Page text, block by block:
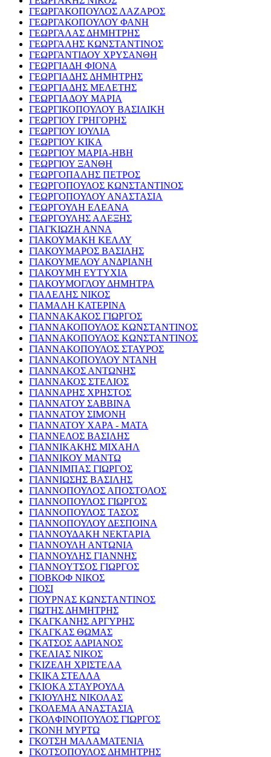
ΓΕΩΡΓΑΚΟΠΟΥΛΟΣ ΛΑΖΑΡΟΣ
ΓΕΩΡΓΑΚΟΠΟΥΛΟΥ ΦΑΝΗ
ΓΕΩΡΓΑΛΑΣ ΔΗΜΗΤΡΗΣ
ΓΕΩΡΓΑΛΗΣ ΚΩΝΣΤΑΝΤΙΝΟΣ
ΓΕΩΡΓΑΝΤΙΔΟΥ ΧΡΥΣΑΝΘΗ
ΓΕΩΡΓΙΑΔΗ ΦΙΟΝΑ
ΓΕΩΡΓΙΑΔΗΣ ΔΗΜΗΤΡΗΣ
ΓΕΩΡΓΙΑΔΗΣ ΜΕΛΕΤΗΣ
ΓΕΩΡΓΙΑΔΟΥ ΜΑΡΙΑ
ΓΕΩΡΓΙΚΟΠΟΥΛΟΥ ΒΑΣΙΛΙΚΗ
ΓΕΩΡΓΙΟΥ ΓΡΗΓΟΡΗΣ
ΓΕΩΡΓΙΟΥ ΙΟΥΛΙΑ
ΓΕΩΡΓΙΟΥ ΚΙΚΑ
ΓΕΩΡΓΙΟΥ ΜΑΡΙΑ-ΗΒΗ
ΓΕΩΡΓΙΟΥ ΞΑΝΘΗ
ΓΕΩΡΓΟΠΑΛΗΣ ΠΕΤΡΟΣ
ΓΕΩΡΓΟΠΟΥΛΟΣ ΚΩΝΣΤΑΝΤΙΝΟΣ
ΓΕΩΡΓΟΠΟΥΛΟΥ ΑΝΑΣΤΑΣΙΑ
ΓΕΩΡΓΟΥΛΗ ΕΛΕΑΝΑ
ΓΕΩΡΓΟΥΛΗΣ ΑΛΕΞΗΣ
ΓΙΑΓΚΙΩΖΗ ΑΝΝΑ
ΓΙΑΚΟΥΜΑΚΗ ΚΕΛΛΥ
ΓΙΑΚΟΥΜΑΡΟΣ ΒΑΣΙΛΗΣ
ΓΙΑΚΟΥΜΕΛΟΥ ΑΝΔΡΙΑΝΗ
ΓΙΑΚΟΥΜΗ ΕΥΤΥΧΙΑ
ΓΙΑΚΟΥΜΟΓΛΟΥ ΔΗΜΗΤΡΑ
ΓΙΑΛΕΛΗΣ ΝΙΚΟΣ
ΓΙΑΜΑΛΗ ΚΑΤΕΡΙΝΑ
ΓΙΑΝΝΑΚΑΚΟΣ ΓΙΩΡΓΟΣ
ΓΙΑΝΝΑΚΟΠΟΥΛΟΣ ΚΩΝΣΤΑΝΤΙΝΟΣ
ΓΙΑΝΝΑΚΟΠΟΥΛΟΣ ΚΩΝΣΤΑΝΤΙΝΟΣ
ΓΙΑΝΝΑΚΟΠΟΥΛΟΣ ΣΤΑΥΡΟΣ
ΓΙΑΝΝΑΚΟΠΟΥΛΟΥ ΝΤΑΝΗ
ΓΙΑΝΝΑΚΟΣ ΑΝΤΩΝΗΣ
ΓΙΑΝΝΑΚΟΣ ΣΤΕΛΙΟΣ
ΓΙΑΝΝΑΡΗΣ ΧΡΗΣΤΟΣ
ΓΙΑΝΝΑΤΟΥ ΣΑΒΒΙΝΑ
ΓΙΑΝΝΑΤΟΥ ΣΙΜΟΝΗ
ΓΙΑΝΝΑΤΟΥ ΧΑΡΑ - ΜΑΤΑ
ΓΙΑΝΝΕΛΟΣ ΒΑΣΙΛΗΣ
ΓΙΑΝΝΙΚΑΚΗΣ ΜΙΧΑΗΛ
ΓΙΑΝΝΙΚΟΥ ΜΑΝΤΩ
ΓΙΑΝΝΙΜΠΑΣ ΓΙΩΡΓΟΣ
ΓΙΑΝΝΙΩΣΗΣ ΒΑΣΙΛΗΣ
ΓΙΑΝΝΟΠΟΥΛΟΣ ΑΠΟΣΤΟΛΟΣ
ΓΙΑΝΝΟΠΟΥΛΟΣ ΓΙΩΡΓΟΣ
ΓΙΑΝΝΟΠΟΥΛΟΣ ΤΑΣΟΣ
ΓΙΑΝΝΟΠΟΥΛΟΥ ΔΕΣΠΟΙΝΑ
ΓΙΑΝΝΟΥΔΑΚΗ ΝΕΚΤΑΡΙΑ
ΓΙΑΝΝΟΥΛΗ ΑΝΤΩΝΙΑ
ΓΙΑΝΝΟΥΛΗΣ ΓΙΑΝΝΗΣ
ΓΙΑΝΝΟΥΤΣΟΣ ΓΙΩΡΓΟΣ
ΓΙΟΒΚΟΦ ΝΙΚΟΣ
ΓΙΟΣΙ
ΓΙΟΥΡΝΑΣ ΚΩΝΣΤΑΝΤΙΝΟΣ
ΓΙΩΤΗΣ ΔΗΜΗΤΡΗΣ
ΓΚΑΓΚΑΝΗΣ ΑΡΓΥΡΗΣ
ΓΚΑΓΚΑΣ ΘΩΜΑΣ
ΓΚΑΤΣΟΣ ΑΔΡΙΑΝΟΣ
ΓΚΕΛΙΑΣ ΝΙΚΟΣ
ΓΚΙΖΕΛΗ ΧΡΙΣΤΕΛΑ
ΓΚΙΚΑ ΣΤΕΛΛΑ
ΓΚΙΟΚΑ ΣΤΑΥΡΟΥΛΑ
ΓΚΙΟΥΛΗΣ ΝΙΚΟΛΑΣ
ΓΚΟΛΕΜΑ ΑΝΑΣΤΑΣΙΑ
ΓΚΟΛΦΙΝΟΠΟΥΛΟΣ ΓΙΩΡΓΟΣ
ΓΚΟΝΗ ΜΥΡΤΩ
ΓΚΟΤΣΗ ΜΑΛΑΜΑΤΕΝΙΑ
ΓΚΟΤΣΟΠΟΥΛΟΣ ΔΗΜΗΤΡΗΣ